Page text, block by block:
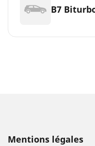
B7
Mentions légales